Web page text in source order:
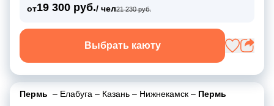
от19 300 руб./ чел21 230 руб.
Выбрать каюту
Пермь – Елабуга – Казань – Нижнекамск – Пермь